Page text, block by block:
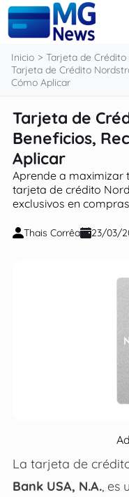
contenido
Pensiones
Préstamo
Finanzas
Subsidio
Inicio
Tarjeta de Crédito
Tarjeta de Crédito
Cómo Aplicar
Tarjeta de
Beneficios,
Aplicar
Aprende a maximizar
tarjeta de crédito
exclusivos en
Thais Corrêa 23/03/
La tarjeta de
Bank USA, N.A., es